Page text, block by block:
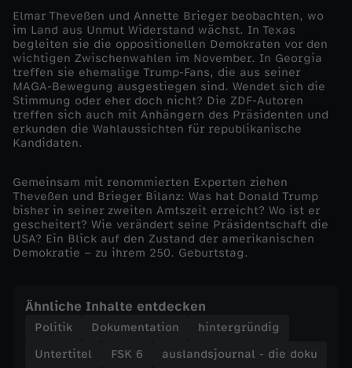
d
i
e
d
o
k
u
d
i
Elmar Theveßen und Annette Brieger beobachten, wo
im Land aus Unmut Widerstand wächst. In Texas
begleiten sie die oppositionellen Demokraten vor den
wichtigen Zwischenwahlen im November. In Georgia
treffen sie ehemalige Trump-Fans, die aus seiner
MAGA-Bewegung ausgestiegen sind. Wendet sich die
Stimmung oder eher doch nicht? Die ZDF-Autoren
treffen sich auch mit Anhängern des Präsidenten und
erkunden die Wahlaussichten für republikanische
Kandidaten.
Gemeinsam mit renommierten Experten ziehen
Theveßen und Brieger Bilanz: Was hat Donald Trump
bisher in seiner zweiten Amtszeit erreicht? Wo ist er
gescheitert? Wie verändert seine Präsidentschaft die
USA? Ein Blick auf den Zustand der amerikanischen
Demokratie – zu ihrem 250. Geburtstag.
Ähnliche Inhalte entdecken
Politik Dokumentation
hintergründig
Untertitel
FSK 6
auslandsjournal - die doku